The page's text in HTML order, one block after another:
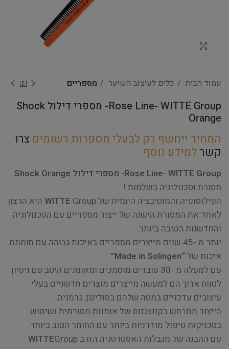
עמוד הבית כלים לעיצוב השיער מספריים
Rose Line- WITTE Group- מספרי דילול Shock
Orange
המחיר ייחשף רק לבעלי מספרות רשומים צרו
קשרלמידע נוסף
Rose Line- WITTE Group- מספרי דילול Shock Orange
מסורת וטכנולוגיה בשלמות !
הפילוסופיה והמוטיבציה היומית של
WITTE Group היא הרצון
לאחד את המסורת הישנה של ייצור מספריים עם הטכנולוגיה
והחדשנות הטובה ביותר.
יותר מ -45 שנים מייצרים מספריים באיכות גבוהה עם חותמת
איכות של “Made in Solingen”
.
עם למעלה מ -30 עובדים מוסמכים ומאומנים היטב עם ניסיון
לטווח ארוך הם למעשה מייצרים מוצרים חדשניים בעלי
עיצובים עדכניים במטה שלהם בסולינגן, גרמניה.
הייצור מתרחש בקונצנזוס של אומנות מסורתית ושימוש
בטכניקות טיפול מודרניות ביותר עם החומר הטוב ביותר.
עם ההבנה של מגבלות האסטרטגיה הזו ב
WITTEGroup